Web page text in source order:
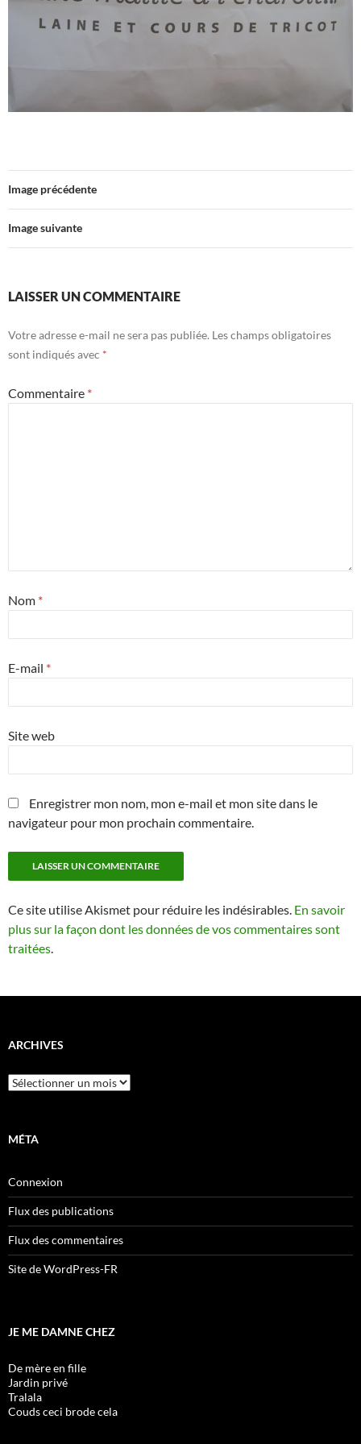
Image précédente
Image suivante
LAISSER UN COMMENTAIRE
Votre adresse e-mail ne sera pas publiée. Les champs obligatoires
sont indiqués avec *
Commentaire *
Nom *
E-mail *
Site web
Enregistrer mon nom, mon e-mail et mon site dans le
navigateur pour mon prochain commentaire.
Ce site utilise Akismet pour réduire les indésirables. En savoir
plus sur la façon dont les données de vos commentaires sont
traitées.
ARCHIVES
Archives
MÉTA
Connexion
Flux des publications
Flux des commentaires
Site de WordPress-FR
JE ME DAMNE CHEZ
De mère en fille
Jardin privé
Tralala
Couds ceci brode cela